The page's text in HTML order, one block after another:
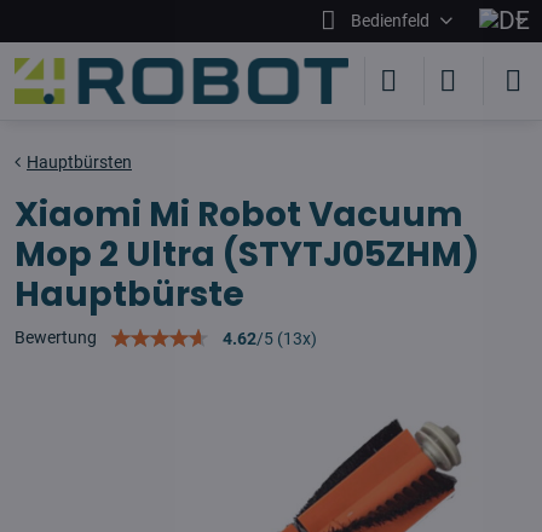
Bedienfeld
Hauptbürsten
Xiaomi Mi Robot Vacuum
Mop 2 Ultra (STYTJ05ZHM)
Hauptbürste
Bewertung 4.62/5 (13x)